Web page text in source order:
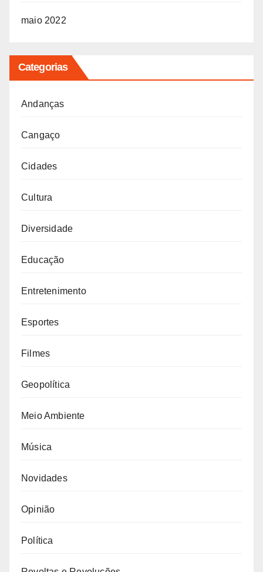
maio 2022
Categorias
Andanças
Cangaço
Cidades
Cultura
Diversidade
Educação
Entretenimento
Esportes
Filmes
Geopolítica
Meio Ambiente
Música
Novidades
Opinião
Política